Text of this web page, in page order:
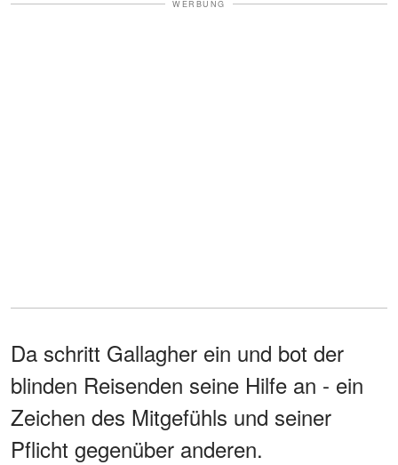
WERBUNG
Da schritt Gallagher ein und bot der
blinden Reisenden seine Hilfe an - ein
Zeichen des Mitgefühls und seiner
Pflicht gegenüber anderen.